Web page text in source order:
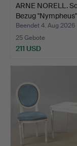
ARNE NORELL.
Bezug
Beendet 4. Aug 2026
25 Gebote
211 USD